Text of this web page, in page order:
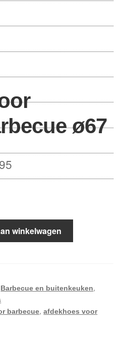
ø67
prijs
€ 14,95.
winkelwagen
Barbecue en buitenkeuken,
barbecue,afdekhoes voor